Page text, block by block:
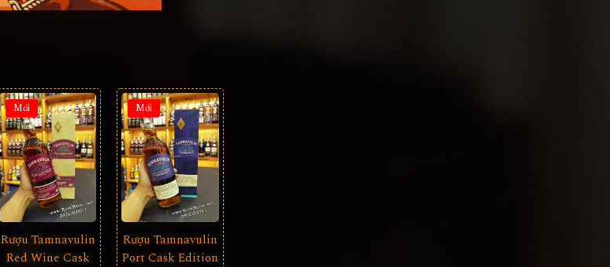
Mới
Rượu Tamnavulin
Red Wine Cask
Mới
Rượu Tamnavulin
Port Cask Edition